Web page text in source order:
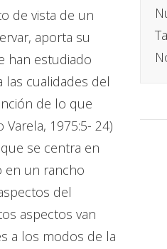
de vista de un
aporta su
han estudiado
las cualidades del
de lo que
1975:5- 24)
se centra en
en un rancho
del
aspectos van
a los modos de la